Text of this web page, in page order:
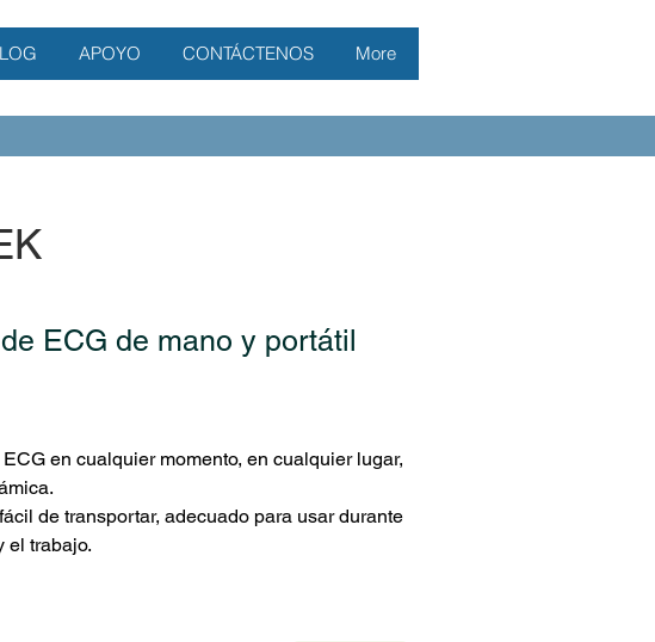
APOYO CONTÁCTENOS More
ECG de mano y portátil
en cualquier momento, en cualquier lugar,
de transportar, adecuado para usar durante
el trabajo.